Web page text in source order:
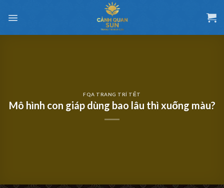
đến
dung
FQA TRANG TRÍ TẾT
Mô hình con giáp dùng bao lâu thì xuống màu?